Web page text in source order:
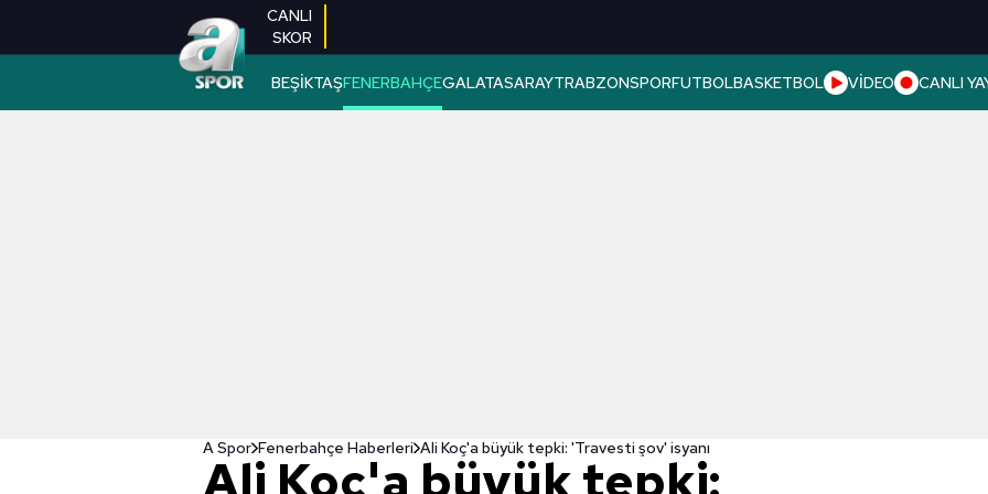
CANLI
SKOR
BEŞİKTAŞFENERBAHÇEGALATASARAYTRABZONSPORFUTBOLBASKETBOL VİDEO CANLI
A Spor Fenerbahçe Haberleri Ali Koç'a büyük tepki: 'Travesti şov' isyanı
Ali Koç'a büyük tepki: